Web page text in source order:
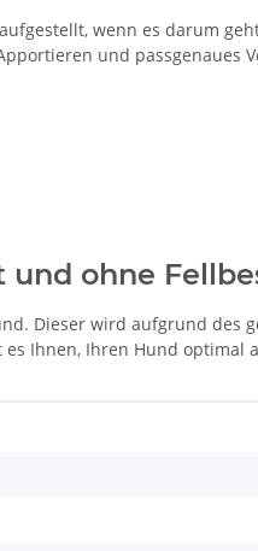
wenn es darum
und
ohne
Dieser wird aufgrund
Ihnen, Ihren Hund